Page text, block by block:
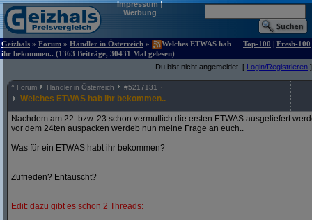
Impressum|
Werbung
Geizhals » Forum » Händler in Österreich »
Welches ETWAS hab
ihr bekommen.. (1363 Beiträge, 30431 Mal gelesen)
Top-100 | Fresh-100
Du bist nicht angemeldet. [ Login/Registrieren ]
^ Forum Händler in Österreich #5217131
Welches ETWAS hab ihr bekommen..
Nachdem am 22. bzw. 23 schon vermutlich die ersten ETWAS ausgeliefert
vor dem 24ten auspacken werdeb nun meine Frage an euch..
Was für ein ETWAS habt ihr bekommen?
Zufrieden? Entäuscht?
Edit: dazu gibt es schon 2 Threads: